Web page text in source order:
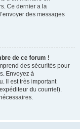
Ce dernier a la
des messages
de ce forum !
des sécurités pour
Envoyez à
Il est très important
du courriel).